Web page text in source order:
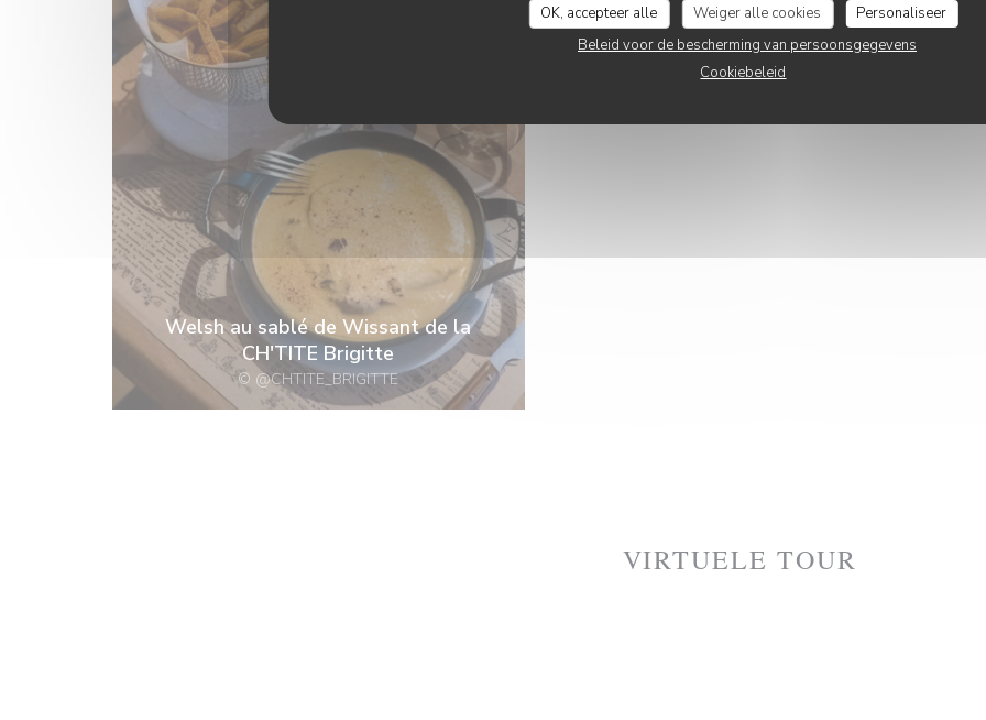
OK, accepteer alle Weiger alle cookies
Personaliseer
Beleid voor de bescherming van persoonsgegevens
Cookiebeleid
Welsh au sablé de Wissant de la
CH'TITE Brigitte
© @CHTITE_BRIGITTE
VIRTUELE TOUR